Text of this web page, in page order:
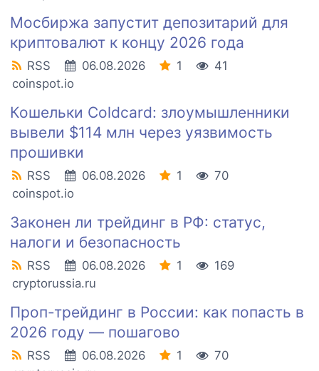
Мосбиржа запустит депозитарий для
криптовалют к концу 2026 года
RSS 06.08.2026 1
41
coinspot.io
Кошельки Coldcard: злоумышленники
вывели $114 млн через уязвимость
прошивки
RSS 06.08.2026 1
70
coinspot.io
Законен ли трейдинг в РФ: статус,
налоги и безопасность
RSS 06.08.2026 1
169
cryptorussia.ru
Проп-трейдинг в России: как попасть в
2026 году — пошагово
RSS 06.08.2026 1
70